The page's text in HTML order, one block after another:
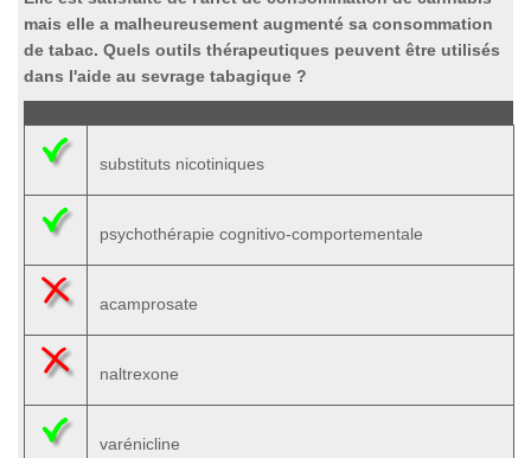
mais elle a malheureusement augmenté sa consommation
de tabac. Quels outils thérapeutiques peuvent être utilisés
dans l'aide au sevrage tabagique ?
substituts nicotiniques
psychothérapie cognitivo-comportementale
acamprosate
naltrexone
varénicline